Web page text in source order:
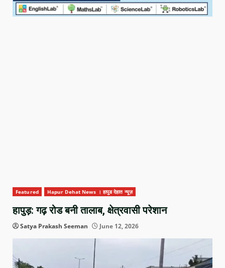
Featured Hapur Dehat News । हापुड देहात न्यूज़
हापुड़: गढ़ रोड बनी तालाब, क्षेत्रवासी परेशान
Satya Prakash Seeman June 12, 2026